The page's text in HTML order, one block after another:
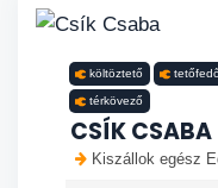
költöztető
térkövező
CSÍK CSABA
Kiszállok egész